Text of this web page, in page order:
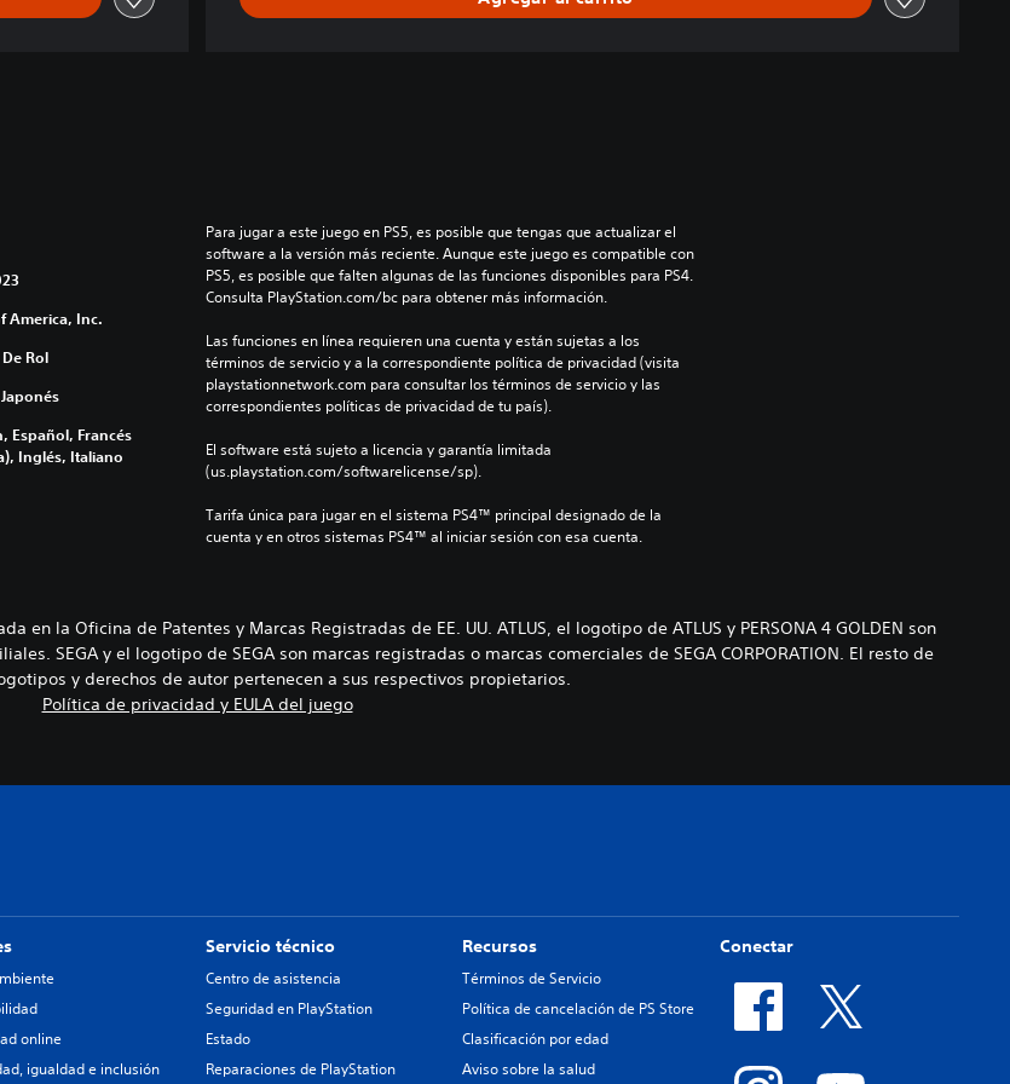
d
e
n
America, Inc.
Rol
Español, Francés
Inglés, Italiano
Para jugar a este juego en PS5, es posible que tengas que actualizar el
software a la versión más reciente. Aunque este juego es compatible con
PS5, es posible que falten algunas de las funciones disponibles para PS4.
Consulta PlayStation.com/bc para obtener más información.
Las funciones en línea requieren una cuenta y están sujetas a los
términos de servicio y a la correspondiente política de privacidad (visita
playstationnetwork.com para consultar los términos de servicio y las
correspondientes políticas de privacidad de tu país).
El software está sujeto a licencia y garantía limitada
(us.playstation.com/softwarelicense/sp).
Tarifa única para jugar en el sistema PS4™ principal designado de la
cuenta y en otros sistemas PS4™ al iniciar sesión con esa cuenta.
en la Oficina de Patentes y Marcas Registradas de EE. UU. ATLUS, el logotipo de ATLUS y PERSONA 4 GOLDEN son
SEGA y el logotipo de SEGA son marcas registradas o marcas comerciales de SEGA CORPORATION. El resto de
y derechos de autor pertenecen a sus respectivos propietarios.
Política de privacidad y EULA del juego
online
igualdad e inclusión
Servicio técnico
Centro de asistencia
Seguridad en PlayStation
Estado
Reparaciones de PlayStation
Recursos
Términos de Servicio
Política de cancelación de PS Store
Clasificación por edad
Aviso sobre la salud
Conectar